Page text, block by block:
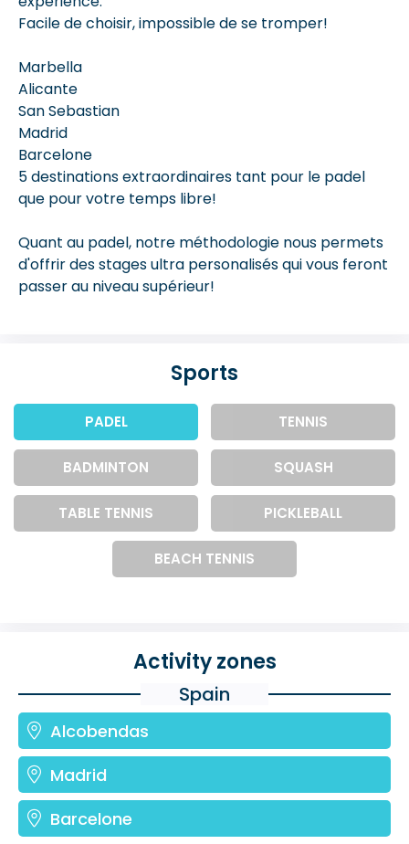
Facile de choisir, impossible de se tromper!
Marbella
Alicante
San Sebastian
Madrid
Barcelone
5 destinations extraordinaires tant pour le padel
que pour votre temps libre!
Quant au padel, notre méthodologie nous permets
d'offrir des stages ultra personalisés qui vous feront
passer au niveau supérieur!
Sports
PADEL TENNIS
BADMINTON SQUASH
TABLE TENNIS PICKLEBALL
BEACH TENNIS
Activity zones
Spain
Alcobendas
Madrid
Barcelone